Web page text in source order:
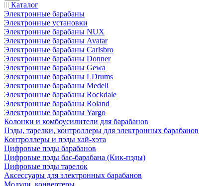
Каталог
Электронные барабаны
Электронные установки
Электронные барабаны NUX
Электронные барабаны Avatar
Электронные барабаны Carlsbro
Электронные барабаны Donner
Электронные барабаны Gewa
Электронные барабаны LDrums
Электронные барабаны Medeli
Электронные барабаны Rockdale
Электронные барабаны Roland
Электронные барабаны Yargo
Колонки и комбоусилители для барабанов
Пэды, тарелки, контроллеры для электронных барабанов
Контроллеры и пэды хай-хэта
Цифровые пэды барабанов
Цифровые пэды бас-барабана (Кик-пэды)
Цифровые пэды тарелок
Аксессуары для электронных барабанов
Модули, конвертеры